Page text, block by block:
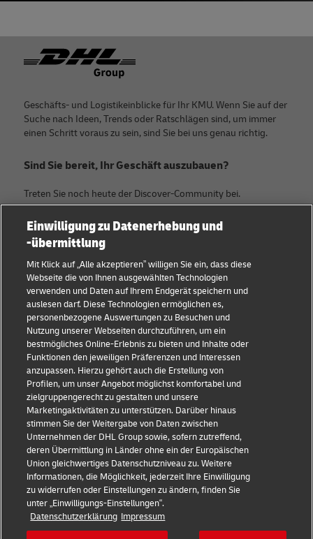
Footer
Geschäfts- und Logistikeinblicke für Ihr KMU. Wenn Sie auf der
Suche nach Ideen, Trends oder Ratschlägen sind, um immer
einen Schritt voraus zu sein, sind Sie bei uns genau richtig.
Sind Sie bereit, Ihr Geschäft auszubauen?
Treten Sie noch heute der Discover-Community bei.
Kategorien
KMU Ratgeber
E-Commerce Tipps
B2B-Beratung
Logistik-Beratung
Neuigkeiten & Einblicke
Versand mit DHL
Branchen Insights
Firma
Über DHL
Kontakt
Pressezentrum
Nachhaltigkeit
Rechtliche Hinweise
Nutzungsbedingungen
Privatsphäre
Betrugserkennung
Cookie Settings
Folgen Sie uns
Einwilligung zu Datenerhebung und
-übermittlung
Mit Klick auf „Alle akzeptieren” willigen Sie ein, dass diese
Webseite die von Ihnen ausgewählten Technologien
verwenden und Daten auf Ihrem Endgerät speichern und
auslesen darf. Diese Technologien ermöglichen es,
personenbezogene Auswertungen zu Besuchen und
Nutzung unserer Webseiten durchzuführen, um ein
bestmögliches Online-Erlebnis zu bieten und Inhalte oder
Funktionen den jeweiligen Präferenzen und Interessen
anzupassen. Hierzu gehört auch die Erstellung von
Profilen, um unser Angebot möglichst komfortabel und
zielgruppengerecht zu gestalten und unsere
Marketingaktivitäten zu unterstützen. Darüber hinaus
stimmen Sie der Weitergabe von Daten zwischen
Unternehmen der DHL Group sowie, sofern zutreffend,
deren Übermittlung in Länder ohne ein der Europäischen
Union gleichwertiges Datenschutzniveau zu. Weitere
Informationen, die Möglichkeit, jederzeit Ihre Einwilligung
zu widerrufen oder Einstellungen zu ändern, finden Sie
unter „Einwilligungs-Einstellungen“.
Datenschutzerklärung Impressum